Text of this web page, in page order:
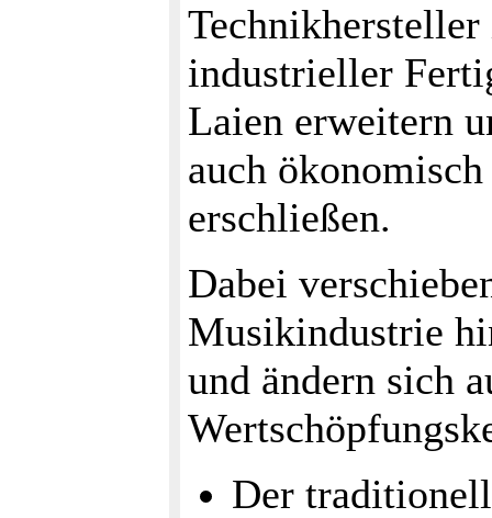
industrieller
Laien erweitern
auch
erschließen.
Dabei
Musikindustrie
und ändern sich
Der